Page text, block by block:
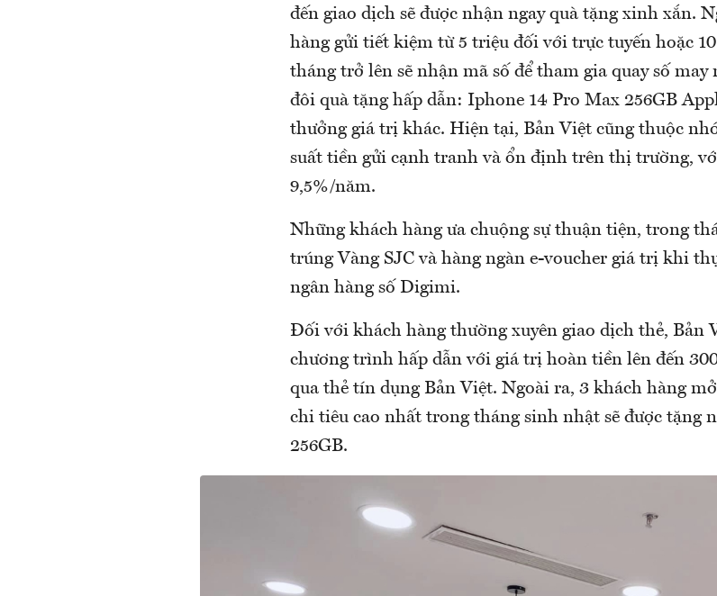
đến giao dịch sẽ được nhận ngay quà tặng xinh xắn.
hàng gửi tiết kiệm từ 5 triệu đối với trực tuyến hoặc
tháng trở lên sẽ nhận mã số để tham gia quay số
đôi quà tặng hấp dẫn: Iphone 14 Pro Max 256GB
thưởng giá trị khác. Hiện tại, Bản Việt cũng thuộc
suất tiền gửi cạnh tranh và ổn định trên thị trường,
9,5%/năm.
Những khách hàng ưa chuộng sự thuận tiện, trong
trúng Vàng SJC và hàng ngàn e-voucher giá trị khi
ngân hàng số Digimi.
Đối với khách hàng thường xuyên giao dịch thẻ, Bản
chương trình hấp dẫn với giá trị hoàn tiền lên đến
qua thẻ tín dụng Bản Việt. Ngoài ra, 3 khách hàng
chi tiêu cao nhất trong tháng sinh nhật sẽ được tặng
256GB.